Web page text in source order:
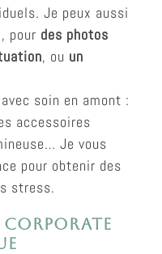
Je peux aussi
pour des photos
, ou un
soin en amont :
accessoires
Je vous
pour obtenir des
stress.
corporate